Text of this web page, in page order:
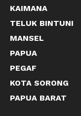
KAIMANA
TELUK BINTUNI
MANSEL
PAPUA
PEGAF
KOTA SORONG
PAPUA BARAT